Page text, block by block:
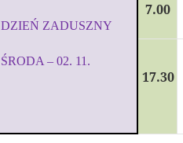
DZIEŃ ZADUSZNY
ŚRODA – 02. 11.
7.00
17.30